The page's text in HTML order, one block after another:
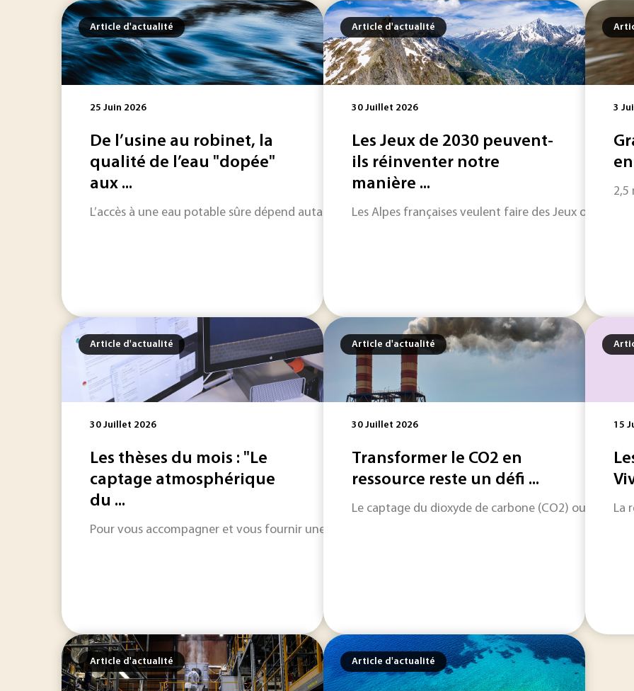
Article d'actualité
25 Juin 2026
De l’usine au robinet, la
qualité de l’eau "dopée"
aux ...
L’accès à une eau potable sûre dépend autant de la protection des ressources que de la capacité à
Article d'actualité
30 Juillet 2026
Les Jeux de 2030 peuvent-
ils réinventer notre
manière ...
Les Alpes françaises veulent faire des Jeux
3
2,5
Article d'actualité
30 Juillet 2026
Les thèses du mois : "Le
captage atmosphérique
du ...
Pour vous accompagner et vous fournir une information toujours plus riche, Techniques de l'Ingénieur
Article d'actualité
30 Juillet 2026
Transformer le CO2 en
ressource reste un défi ...
Le captage du dioxyde de carbone (CO2) ouvre
15
La
Article d'actualité Article d'actualité